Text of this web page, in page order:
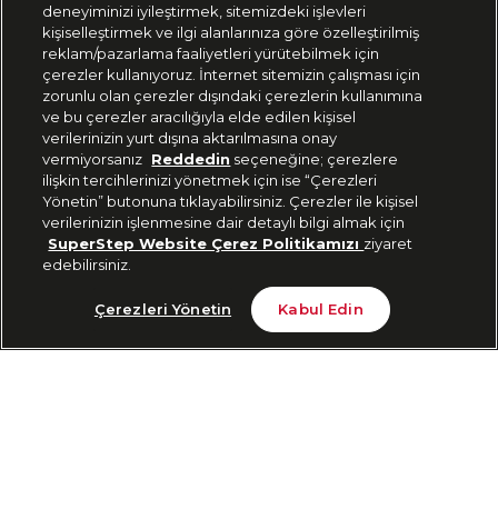
Tükendi
444 37 36
Uygulamadan Takip Edin
Bizi Takip Edin
deneyiminizi iyileştirmek, sitemizdeki işlevleri
kişiselleştirmek ve ilgi alanlarınıza göre özelleştirilmiş
reklam/pazarlama faaliyetleri yürütebilmek için
çerezler kullanıyoruz. İnternet sitemizin çalışması için
zorunlu olan çerezler dışındaki çerezlerin kullanımına
ve bu çerezler aracılığıyla elde edilen kişisel
verilerinizin yurt dışına aktarılmasına onay
vermiyorsanız Reddedin seçeneğine; çerezlere
ilişkin tercihlerinizi yönetmek için ise “Çerezleri
Yönetin” butonuna tıklayabilirsiniz. Çerezler ile kişisel
verilerinizin işlenmesine dair detaylı bilgi almak için
SuperStep Website Çerez Politikamızı ziyaret
edebilirsiniz.
Çerezleri Yönetin Kabul Edin